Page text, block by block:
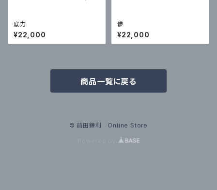
底力
¥22,000
儚
¥22,000
商品一覧に戻る
© 前田鎌利 Online Store